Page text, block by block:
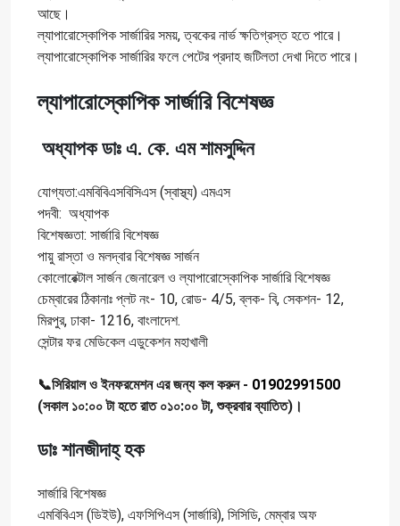
আছে।
ল্যাপারোস্কোপিক সার্জারির সময়, ত্বকের নার্ভ ক্ষতিগ্রস্ত হতে পারে।
ল্যাপারোস্কোপিক সার্জারির ফলে পেটের প্রদাহ জটিলতা দেখা দিতে পারে।
ল্যাপারোস্কোপিক সার্জারি বিশেষজ্ঞ
অধ্যাপক ডাঃ এ. কে. এম শামসুদ্দিন
যোগ্যতা:এমবিবিএসবিসিএস (স্বাস্থ্য) এমএস
পদবী: অধ্যাপক
বিশেষজ্ঞতা: সার্জারি বিশেষজ্ঞ
পায়ু রাস্তা ও মলদ্বার বিশেষজ্ঞ সার্জন
কোলোরেক্টাল সার্জন জেনারেল ও ল্যাপারোস্কোপিক সার্জারি বিশেষজ্ঞ
চেম্বারের ঠিকানাঃ প্লট নং- 10, রোড- 4/5, ব্লক- বি, সেকশন- 12,
মিরপুর, ঢাকা- 1216, বাংলাদেশ.
সেন্টার ফর মেডিকেল এডুকেশন মহাখালী
📞সিরিয়াল ও ইনফরমেশন এর জন্য কল করুন - 01902991500
(সকাল ১০:০০ টা হতে রাত ০১০:০০ টা, শুক্রবার ব্যাতিত)।
ডাঃ শানজীদাহ্ হক
সার্জারি বিশেষজ্ঞ
এমবিবিএস (ডিইউ), এফসিপিএস (সার্জারি), সিসিডি, মেম্বার অফ